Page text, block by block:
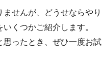
せんが、どうせならや
くつかご紹介します。
ったとき、ぜひ一度お試